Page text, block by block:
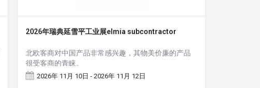
2026年瑞典延雪平工业展elmia subcontractor
北欧客商对中国产品非常感兴趣，其物美价廉的产品
很受客商的青睐。
2026年 11月 10日 - 2026年 11月 12日